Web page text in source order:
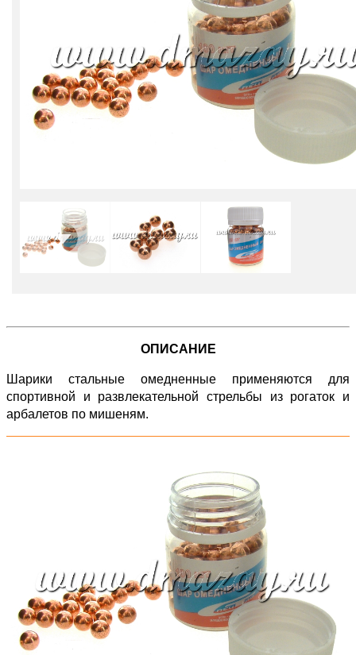
ОПИСАНИЕ
Шарики стальные омедненные применяются для
спортивной и развлекательной стрельбы из рогаток и
арбалетов по мишеням.